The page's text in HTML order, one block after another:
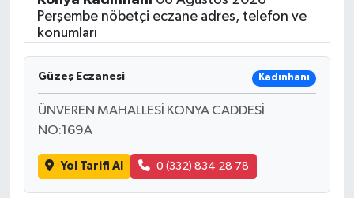
Perşembe nöbetçi eczane adres, telefon ve
konumları
Güzeş Eczanesi Kadınhanı
ÜNVEREN MAHALLESİ KONYA CADDESİ
NO:169A
Yol Tarifi Al 0 (332) 834 28 78